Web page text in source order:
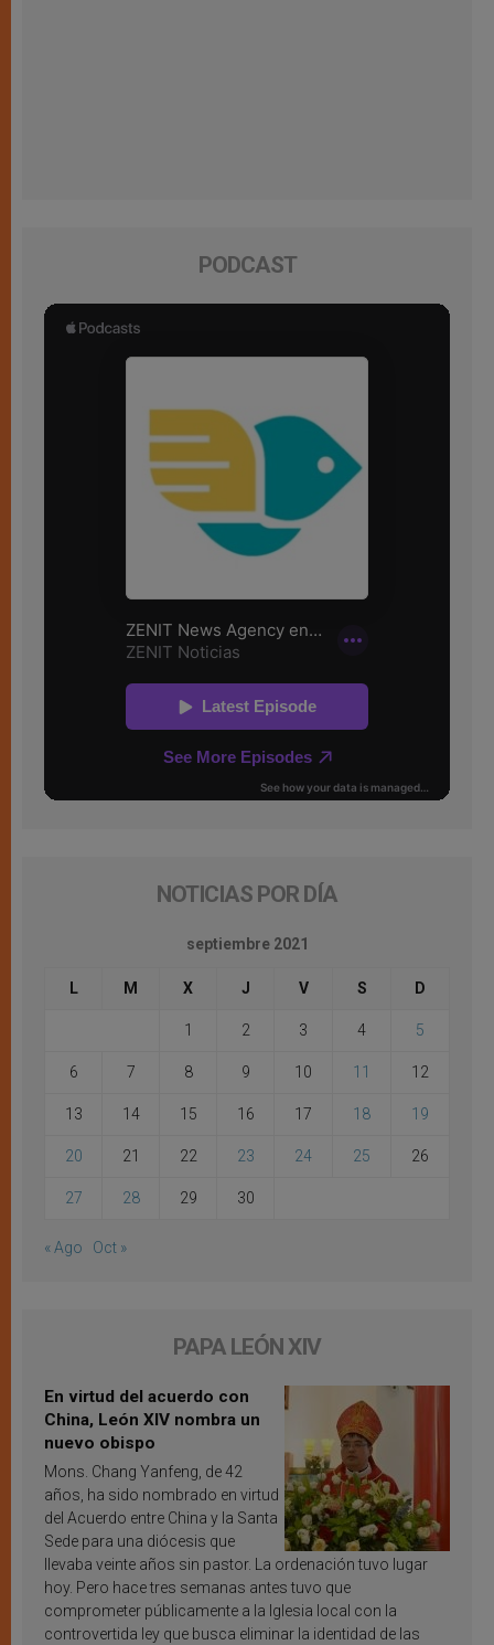
PODCAST
NOTICIAS POR DÍA
septiembre 2021
L M X J V S D
1 2 3 4 5
6 7 8 9 10 11 12
13 14 15 16 17 18 19
20 21 22 23 24 25 26
27 28 29 30
« Ago Oct »
PAPA LEÓN XIV
En virtud del acuerdo con
China, León XIV nombra un
nuevo obispo
Mons. Chang Yanfeng, de 42
años, ha sido nombrado en virtud
del Acuerdo entre China y la Santa
Sede para una diócesis que
llevaba veinte años sin pastor. La ordenación tuvo lugar
hoy. Pero hace tres semanas antes tuvo que
comprometer públicamente a la Iglesia local con la
controvertida ley que busca eliminar la identidad de las